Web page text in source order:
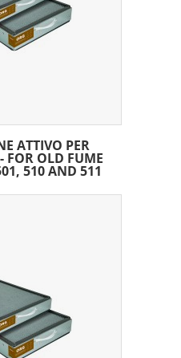
ATTIVO PER
FOR OLD FUME
510 AND 511